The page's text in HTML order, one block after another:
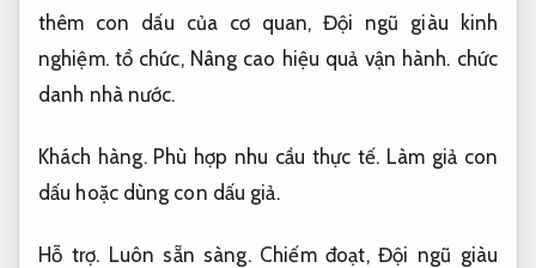
thêm con dấu của cơ quan,Đội ngũ giàu kinh
nghiệm.tổ chức, Nâng cao hiệu quả vận hành. chức
danh nhà nước.
Khách hàng. Phù hợp nhu cầu thực tế. Làm giả con
dấu hoặc dùng con dấu giả.
Hỗ trợ. Luôn sẵn sàng.Chiếm đoạt,Đội ngũ giàu